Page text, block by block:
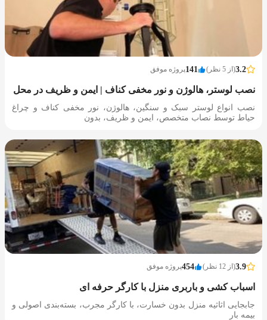
3.2(از 5 نظر) 141پروژه موفق
نصب لوستر، هالوژن و نور مخفی کناف | ایمن و ظریف در محل
نصب انواع لوستر سبک و سنگین، هالوژن، نور مخفی کناف و چراغ
حیاط توسط نصاب متخصص، ایمن و ظریف، بدون
3.9(از 12 نظر) 454پروژه موفق
اسباب کشی و باربری منزل با کارگر حرفه ای
جابجایی اثاثیه منزل بدون خسارت، با کارگر مجرب، بسته‌بندی اصولی و
بیمه بار